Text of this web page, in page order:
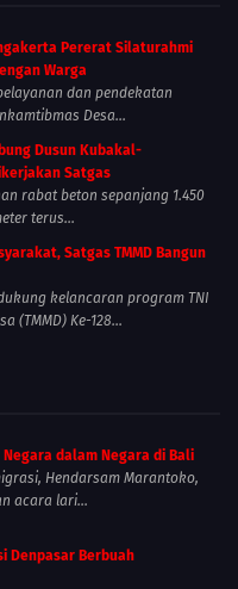
Pererat Silaturahmi
Warga
dan pendekatan
Desa...
Dusun Kubakal-
Satgas
rabat beton sepanjang 1.450
terus...
Satgas TMMD Bangun
kelancaran program TNI
(TMMD) Ke-128...
Negara dalam Negara di Bali
Hendarsam Marantoko,
acara lari...
Denpasar Berbuah